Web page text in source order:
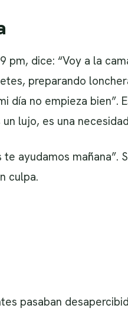
pm, dice: “Voy a la
preparando
día no empieza bien”.
lujo, es una
ayudamos mañana”.
culpa.
pasaban